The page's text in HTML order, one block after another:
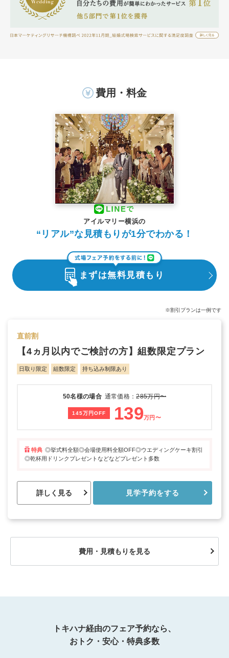
費用・料金
アイルマリー横浜の
“リアル”な見積もりが1分でわかる！
まずは無料見積もり
※割引プランは一例です
直前割
【4ヵ月以内でご検討の方】組数限定プラン
日取り限定 組数限定 持ち込み制限あり
50名様の場合 通常価格：285万円〜
145万円OFF 139万円〜
特典 ◎挙式料全額◎会場使用料全額OFF◎ウエディングケーキ割引
◎乾杯用ドリンクプレゼントなどなどプレゼント多数
詳しく見る 見学予約をする
費用・見積もりを見る
トキハナ経由のフェア予約なら、
おトク・安心・特典多数